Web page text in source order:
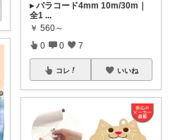
▸ パラコード4mm 10m/30m｜
全1 ...
￥ 560～
0 0 7
コレ いいね